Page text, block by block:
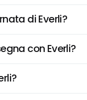
di Everli?
con Everli?